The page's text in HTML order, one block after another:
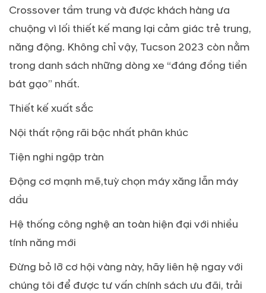
Crossover tầm trung và được khách hàng ưa
chuộng vì lối thiết kế mang lại cảm giác trẻ trung,
năng động. Không chỉ vậy, Tucson 2023 còn nằm
trong danh sách những dòng xe “đáng đồng tiền
bát gạo” nhất.
Thiết kế xuất sắc
Nội thất rộng rãi bậc nhất phân khúc
Tiện nghi ngập tràn
Động cơ mạnh mẽ,tuỳ chọn máy xăng lẫn máy
dầu
Hệ thống công nghệ an toàn hiện đại với nhiều
tính năng mới
Đừng bỏ lỡ cơ hội vàng này, hãy liên hệ ngay với
chúng tôi để được tư vấn chính sách ưu đãi, trải